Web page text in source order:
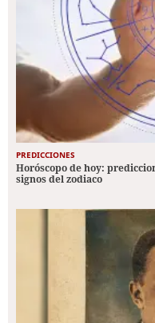
PREDICCIONES
Horóscopo de hoy:
signos del zodiaco